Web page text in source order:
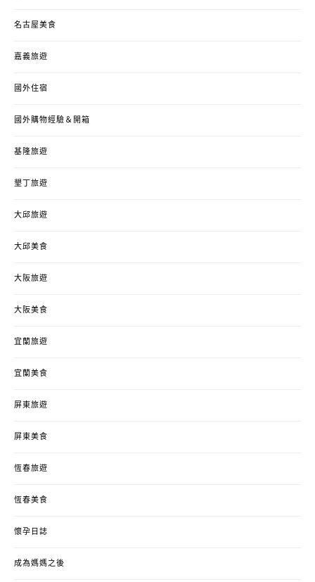
名古屋美食
嘉義旅遊
國外住宿
國外購物經驗＆開箱
基隆旅遊
墾丁旅遊
大邱旅遊
大邱美食
大阪旅遊
大阪美食
宜蘭旅遊
宜蘭美食
屏東旅遊
屏東美食
恆春旅遊
恆春美食
懷孕日誌
成為媽媽之後